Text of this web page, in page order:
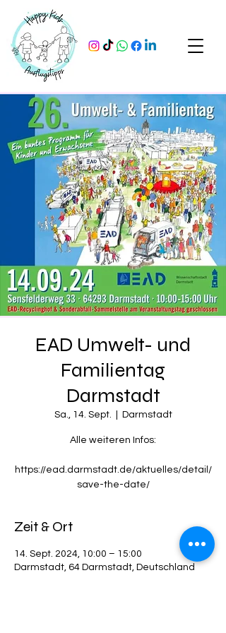
EAD Umwelt- und
Familientag
Darmstadt
Sa., 14. Sept. Darmstadt
Alle weiteren Infos:
https://ead.darmstadt.de/aktuelles/detail/
save-the-date/
Zeit & Ort
14. Sept. 2024, 10:00 – 15:00
Darmstadt, 64 Darmstadt, Deutschland